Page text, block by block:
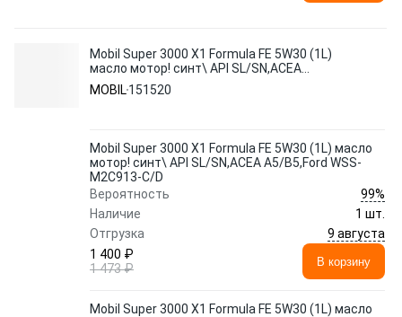
Mobil Super 3000 X1 Formula FE 5W30 (1L)
масло мотор! синт\ API SL/SN,ACEA
A5/B5,Ford WSS-M2C913-C/D
MOBIL151520
Mobil Super 3000 X1 Formula FE 5W30 (1L) масло
мотор! синт\ API SL/SN,ACEA A5/B5,Ford WSS-
M2C913-C/D
Вероятность
99%
Наличие
1 шт.
Отгрузка
9 августа
1 400 ₽
1 473 ₽
В корзину
Mobil Super 3000 X1 Formula FE 5W30 (1L) масло